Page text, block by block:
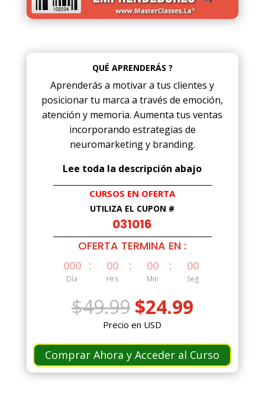
QUÉ APRENDERÁS ?
Aprenderás a motivar a tus clientes y
posicionar tu marca a través de emoción,
atención y memoria. Aumenta tus ventas
incorporando estrategias de
neuromarketing y branding.
Lee toda la descripción abajo
CURSOS EN OFERTA
UTILIZA EL CUPÓN #
031016
OFERTA TERMINA EN :
000
Día
: 00
Hrs
: 00
Min
: 00
Seg
$49.99 El
precio
original
era:
$49.99.
$24.99El
es:
$24.99.
Precio en USD
Comprar Ahora y Acceder al Curso